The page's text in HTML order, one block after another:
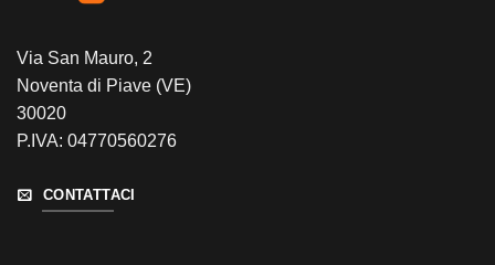
Via San Mauro, 2
Noventa di Piave (VE)
30020
P.IVA: 04770560276
CONTATTACI